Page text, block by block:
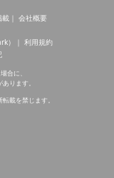
載
会社概要
）
利用規約
合に、
ります。
載を禁じます。